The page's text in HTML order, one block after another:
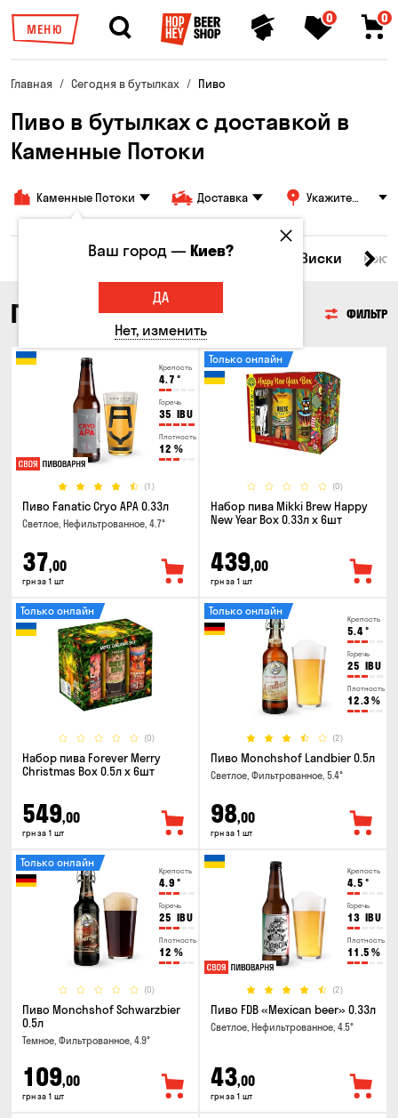
МЕНЮ
0 0
Главная Сегодня в бутылках Пиво
Пиво в бутылках с доставкой в
Каменные Потоки
Каменные Потоки Доставка
Укажите
Все товары Пиво Сидр Виски
ПИВО ФИЛЬТР
Крепость
4.7 °
Горечь
35 IBU
Плотность
12 %
(1)
Пиво Fanatic Cryo APA 0.33л
Светлое, Нефильтрованное, 4.7°
37,00
грн за 1 шт
(0)
Только онлайн
Набор пива Mikki Brew Happy
New Year Box 0.33л x 6шт
439,00
грн за 1 шт
(0)
Только онлайн
Набор пива Forever Merry
Christmas Box 0.5л x 6шт
549,00
грн за 1 шт
Крепость
5.4°
Горечь
25 IBU
Плотность
12.3%
(2)
Только онлайн
Пиво Monchshof Landbier 0.5л
Светлое, Фильтрованное, 5.4°
98,00
грн за 1 шт
Крепость
4.9 °
Горечь
25 IBU
Плотность
12 %
(0)
Только онлайн
Пиво Monchshof Schwarzbier
0.5л
Темное, Фильтрованное, 4.9°
109,00
грн за 1 шт
Крепость
4.5 °
Горечь
13 IBU
Плотность
11.5 %
(2)
Пиво FDB «Mexican beer» 0.33л
Светлое, Нефильтрованное, 4.5°
43,00
грн за 1 шт
Ваш город —Киев?
ДА
Нет, изменить